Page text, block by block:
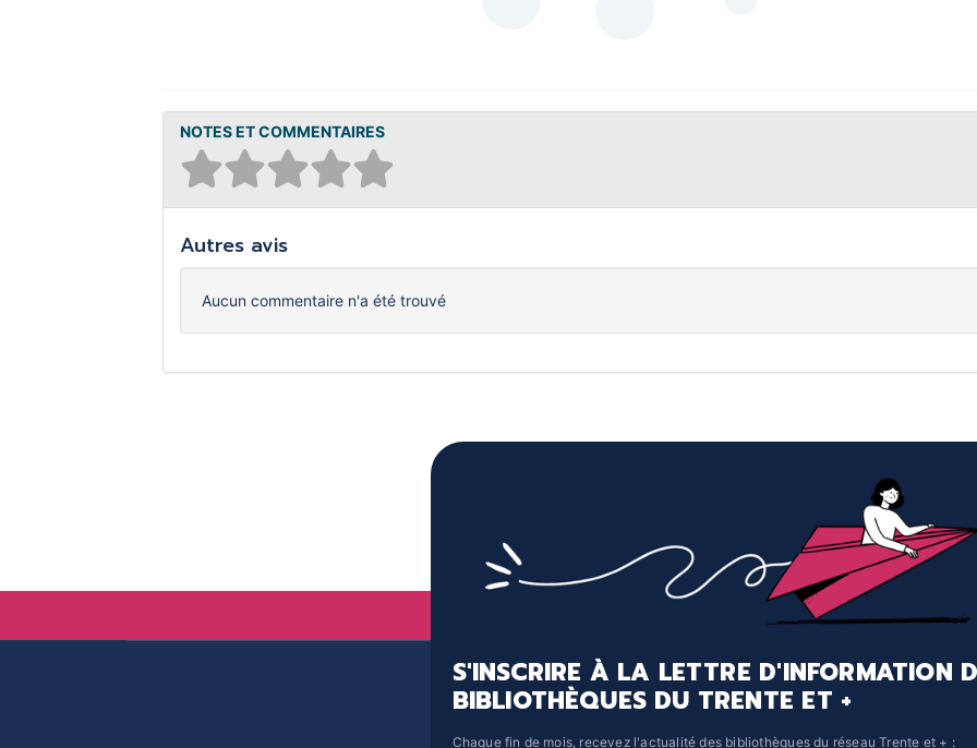
NOTES ET COMMENTAIRES
Autres avis
Aucun commentaire n'a été trouvé
S'INSCRIRE À LA LETTRE D'INFORMATION
BIBLIOTHÈQUES DU TRENTE ET +
Chaque fin de mois, recevez l'actualité des bibliothèques du réseau Trente et + :